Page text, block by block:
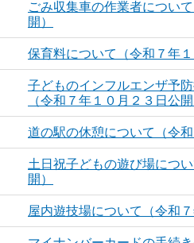
ごみ収集車の作業者につい
開）
保育料について（令和７年１
子どものインフルエンザ予
（令和７年１０月２３日公開
道の駅の休憩について（令
土日祝子どもの遊び場につ
開）
屋内遊技場について（令和